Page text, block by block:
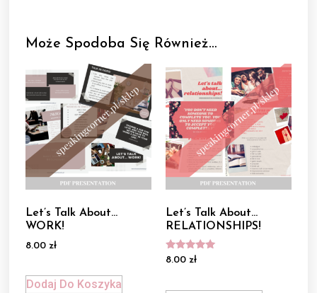
Może Spodoba Się Również…
Let’s Talk About…
WORK!
8.00 zł
Dodaj Do Koszyka
Let’s Talk About…
RELATIONSHIPS!
Oceniono
8.00 zł